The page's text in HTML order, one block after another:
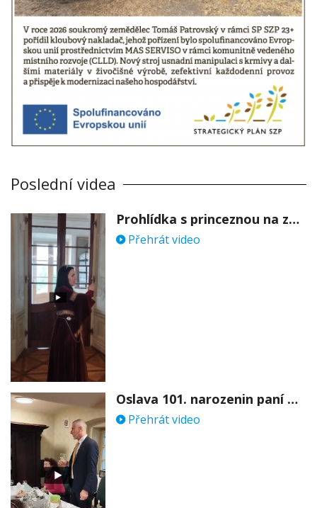
Poslední videa
Prohlídka s princeznou na zámku Stekník
Přehrát video
Oslava 101. narozenin paní Věry Skořepové
Přehrát video